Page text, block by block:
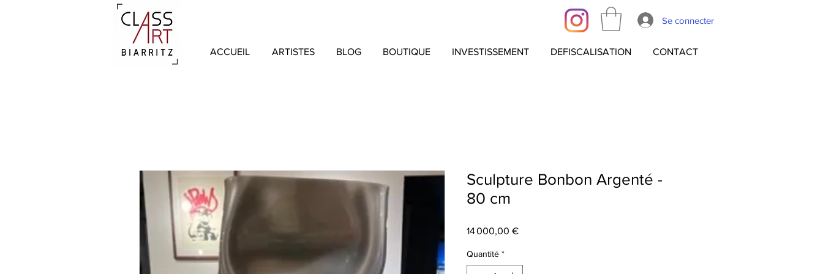
Se connecter
ACCUEIL ARTISTES BLOG BOUTIQUE INVESTISSEMENT DEFISCALISATION CONTACT
Sculpture Bonbon Argenté -
80 cm
14 000,00 €Prix
Quantité *